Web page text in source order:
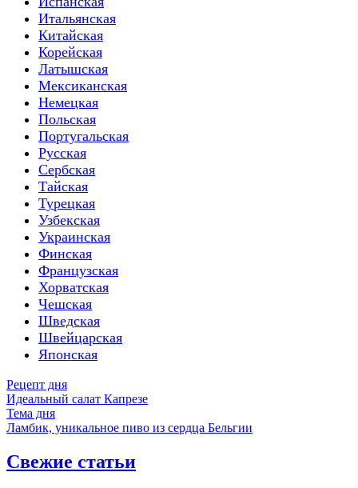
Итальянская
Китайская
Корейская
Латышская
Мексиканская
Немецкая
Польская
Португальская
Русская
Сербская
Тайская
Турецкая
Узбекская
Украинская
Финская
Французская
Хорватская
Чешская
Шведская
Швейцарская
Японская
Рецепт дня
Идеальный салат Капрезе
Тема дня
Ламбик, уникальное пиво из сердца Бельгии
Свежие статьи